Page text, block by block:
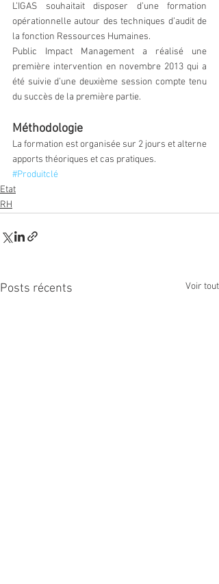
L’IGAS souhaitait disposer d’une formation
opérationnelle autour des techniques d’audit de
la fonction Ressources Humaines.
Public Impact Management a réalisé une
première intervention en novembre 2013 qui a
été suivie d’une deuxième session compte tenu
du succès de la première partie.
Méthodologie
La formation est organisée sur 2 jours et alterne
apports théoriques et cas pratiques.​
#Produitclé
Etat
RH
Posts récents Voir tout